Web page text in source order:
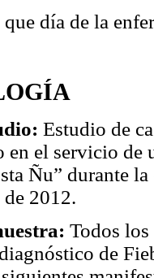
día de la
Estudio de
en el servicio de
Ñu” durante
2012.
Todos
de